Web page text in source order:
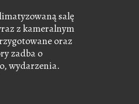
salę
z kameralnym
oraz
zadba o
wydarzenia.